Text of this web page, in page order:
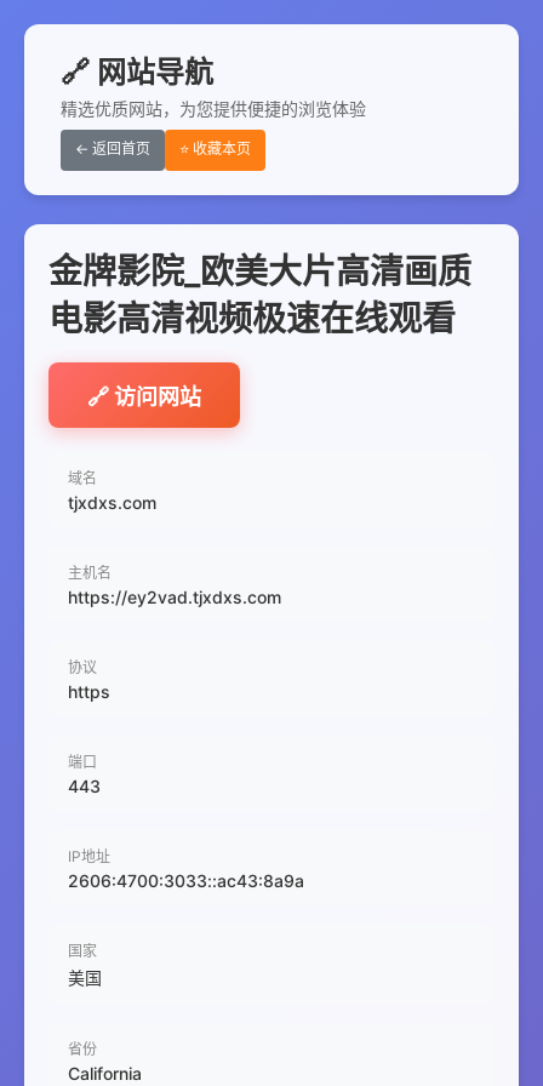
🔗 网站导航
精选优质网站，为您提供便捷的浏览体验
← 返回首页 ⭐ 收藏本页
金牌影院_欧美大片高清画质
电影高清视频极速在线观看
🔗 访问网站
域名
tjxdxs.com
主机名
https://ey2vad.tjxdxs.com
协议
https
端口
443
IP地址
2606:4700:3033::ac43:8a9a
国家
美国
省份
California